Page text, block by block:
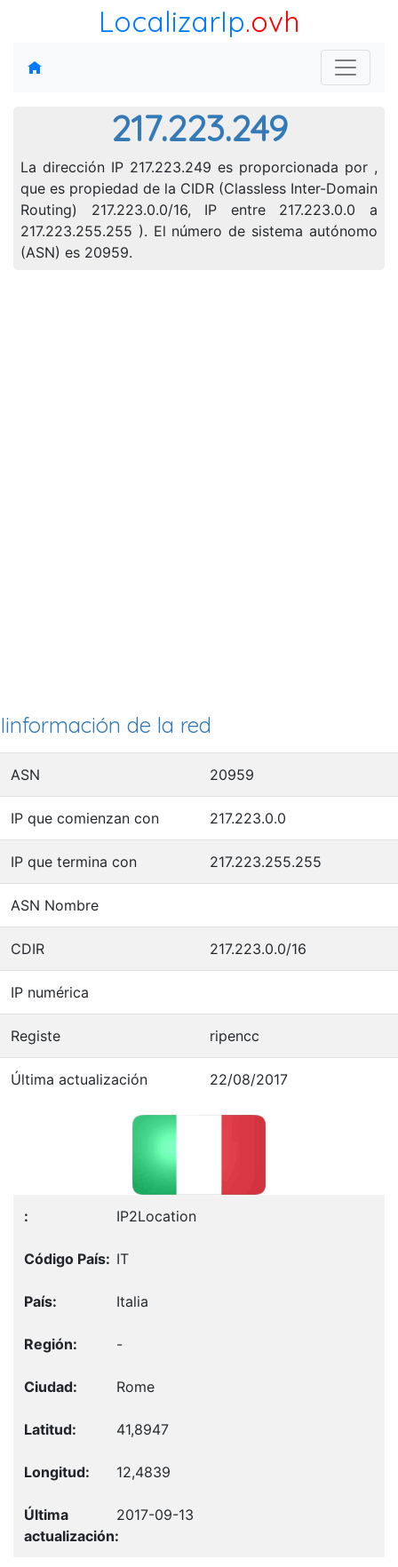
LocalizarIp.ovh
217.223.249
La dirección IP 217.223.249 es proporcionada por ,
que es propiedad de la CIDR (Classless Inter-Domain
Routing) 217.223.0.0/16, IP entre 217.223.0.0 a
217.223.255.255 ). El número de sistema autónomo
(ASN) es 20959.
Iinformación de la red
ASN 20959
IP que comienzan con 217.223.0.0
IP que termina con 217.223.255.255
ASN Nombre
CDIR 217.223.0.0/16
IP numérica
Registe ripencc
Última actualización 22/08/2017
IP2Location
IT
Italia
-
Rome
41,8947
12,4839
2017-09-13